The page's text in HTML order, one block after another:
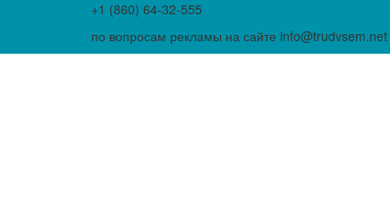
+1 (860) 64-32-555
по вопросам рекламы на сайте info@trudvsem.net